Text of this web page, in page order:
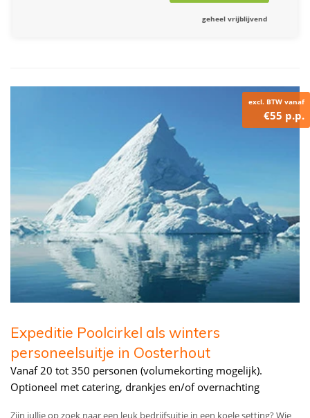
geheel vrijblijvend
excl. BTW vanaf
€55 p.p.
Expeditie Poolcirkel als winters
personeelsuitje in Oosterhout
Vanaf 20 tot 350 personen (volumekorting mogelijk).
Optioneel met catering, drankjes en/of overnachting
Zijn jullie op zoek naar een leuk bedrijfsuitje in een koele setting? Wie